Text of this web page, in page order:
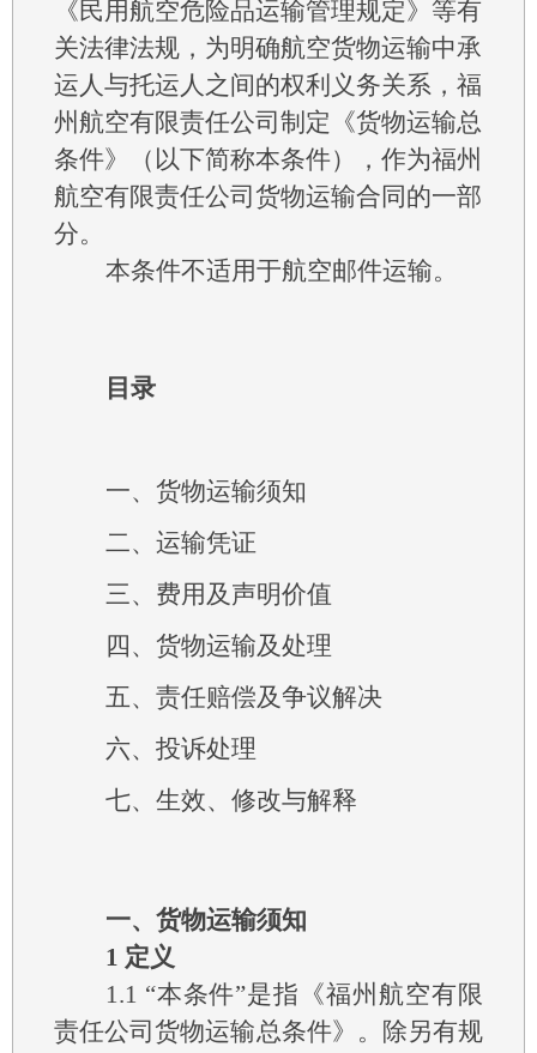
《民用航空危险品运输管理规定》等有
关法律法规，为明确航空货物运输中承
运人与托运人之间的权利义务关系，福
州航空有限责任公司制定《货物运输总
条件》（以下简称本条件），作为福州
航空有限责任公司货物运输合同的一部
分。
本条件不适用于航空邮件运输。
目录
一、货物运输须知
二、运输凭证
三、费用及声明价值
四、货物运输及处理
五、责任赔偿及争议解决
六、投诉处理
七、生效、修改与解释
一、货物运输须知
1 定义
1.1 “本条件”是指《福州航空有限
责任公司货物运输总条件》。除另有规